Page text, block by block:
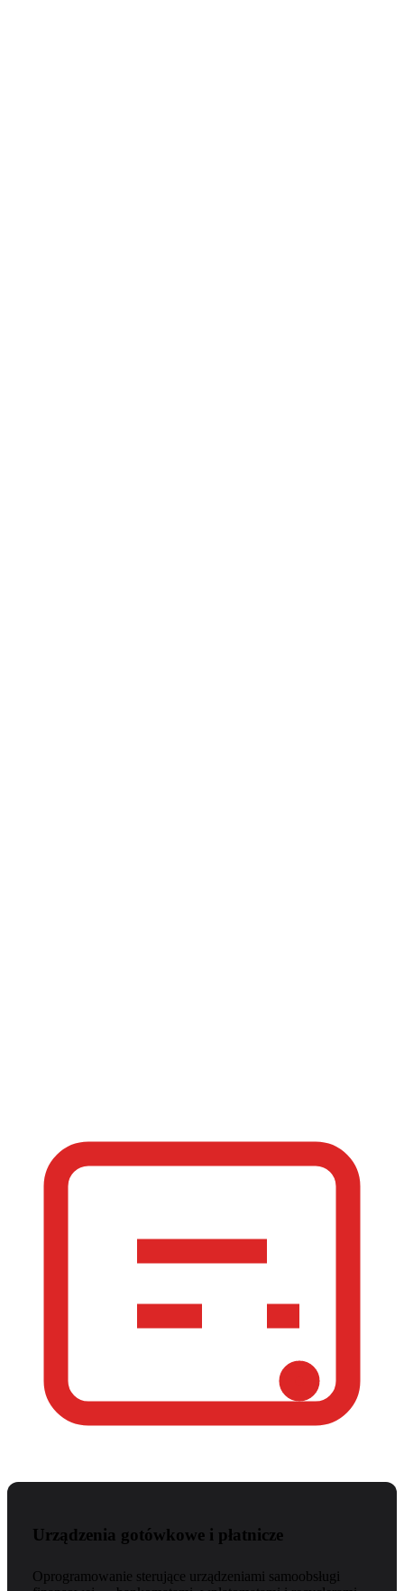
Urządzenia gotówkowe i płatnicze
Oprogramowanie sterujące urządzeniami samoobsługi